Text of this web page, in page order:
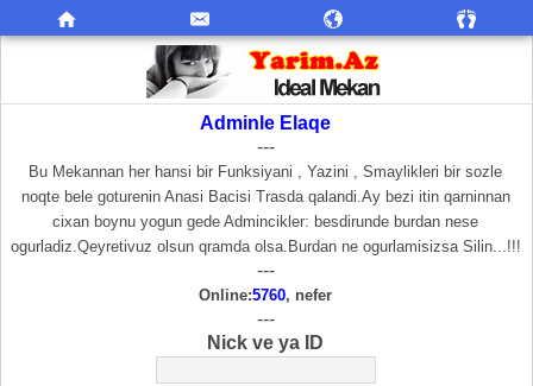
Adminle Elaqe
---
Bu Mekannan her hansi bir Funksiyani , Yazini , Smaylikleri bir sozle
noqte bele goturenin Anasi Bacisi Trasda qalandi.Ay bezi itin qarninnan
cixan boynu yogun gede Admincikler: besdirunde burdan nese
ogurladiz.Qeyretivuz olsun qramda olsa.Burdan ne ogurlamisizsa Silin...!!!
---
Online:5760, nefer
---
Nick ve ya ID